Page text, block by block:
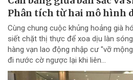
Phân tích từ hai mô hình
Cùng chung cuộc khủng hoảng già
siết chặt thị thực để xoa dịu làn
hàng vạn lao động nhập cư "vỡ
đi nước cờ ngược lại khi liên...